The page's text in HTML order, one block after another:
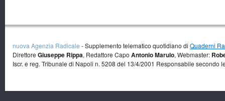
nuova Agenzia Radicale - Supplemento telematico quotidiano di Quaderni
Direttore Giuseppe Rippa, Redattore Capo Antonio Marulo, Webmaster:
Iscr. e reg. Tribunale di Napoli n. 5208 del 13/4/2001 Responsabile secondo